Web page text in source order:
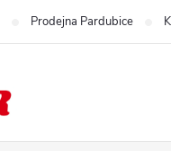
Prodejna Pardubice